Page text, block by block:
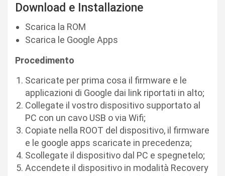
Download e Installazione
Scarica la ROM
Scarica le Google Apps
Procedimento
Scaricate per prima cosa il firmware e le
applicazioni di Google dai link riportati in alto;
Collegate il vostro dispositivo supportato al
PC con un cavo USB o via Wifi;
Copiate nella ROOT del dispositivo, il firmware
e le google apps scaricate in precedenza;
Scollegate il dispositivo dal PC e spegnetelo;
Accendete il dispositivo in modalità Recovery